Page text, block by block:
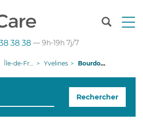
T
n
g
38 38 — 9h-19h 7j/7
Île-de-France Yvelines Bourdonné
Rechercher